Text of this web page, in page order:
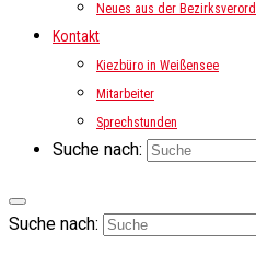
Neues aus der
Kontakt
Kiezbüro in Weißensee
Mitarbeiter
Sprechstunden
Suche nach:
Suche nach: